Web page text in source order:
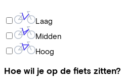
Laag
Midden
Hoog
Hoe wil je op de fiets zitten?